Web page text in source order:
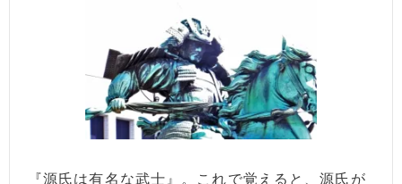
『源氏は有名な武士』。これで覚えると、源氏が